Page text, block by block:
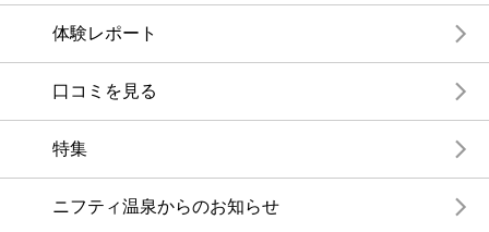
体験レポート
口コミを見る
特集
ニフティ温泉からのお知らせ